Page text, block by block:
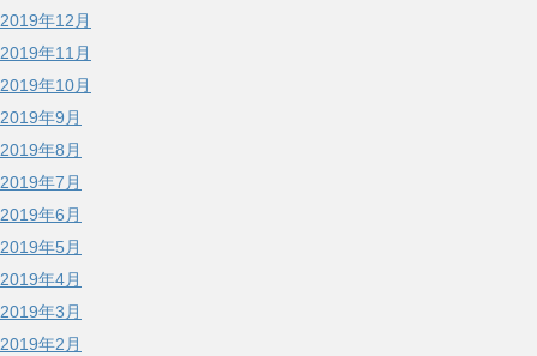
2019年12月
2019年11月
2019年10月
2019年9月
2019年8月
2019年7月
2019年6月
2019年5月
2019年4月
2019年3月
2019年2月